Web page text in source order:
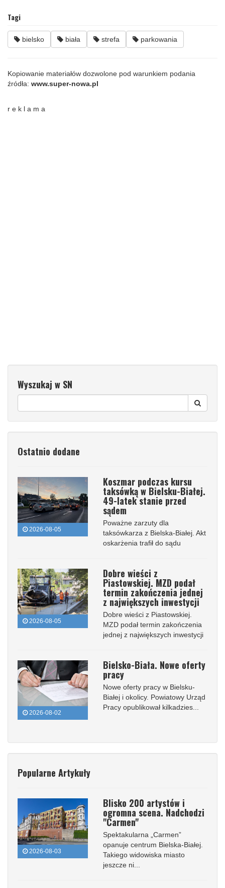
Tagi
bielsko biała strefa parkowania
Kopiowanie materiałów dozwolone pod warunkiem podania
źródła: www.super-nowa.pl
r e k l a m a
Wyszukaj w SN
Ostatnio dodane
2026-08-05
Koszmar podczas kursu
taksówką w Bielsku-Białej.
49-latek stanie przed
sądem
Poważne zarzuty dla
taksówkarza z Bielska-Białej. Akt
oskarżenia trafił do sądu
2026-08-05
Dobre wieści z
Piastowskiej. MZD podał
termin zakończenia jednej
z największych inwestycji
Dobre wieści z Piastowskiej.
MZD podał termin zakończenia
jednej z największych inwestycji
2026-08-02
Bielsko-Biała. Nowe oferty
pracy
Nowe oferty pracy w Bielsku-
Białej i okolicy. Powiatowy Urząd
Pracy opublikował kilkadzies...
Popularne Artykuły
2026-08-03
Blisko 200 artystów i
ogromna scena. Nadchodzi
"Carmen"
Spektakularna „Carmen”
opanuje centrum Bielska-Białej.
Takiego widowiska miasto
jeszcze ni...